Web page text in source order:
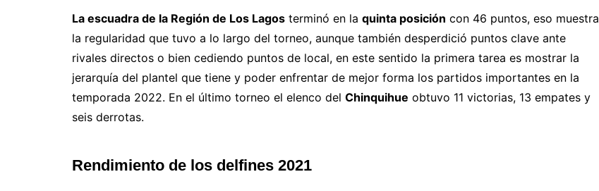
La escuadra de la Región de Los Lagos terminó en la quinta posición con 46 puntos, eso muestra
la regularidad que tuvo a lo largo del torneo, aunque también desperdició puntos clave ante
rivales directos o bien cediendo puntos de local, en este sentido la primera tarea es mostrar la
jerarquía del plantel que tiene y poder enfrentar de mejor forma los partidos importantes en la
temporada 2022. En el último torneo el elenco del Chinquihue obtuvo 11 victorias, 13 empates y
seis derrotas.
Rendimiento de los delfines 2021